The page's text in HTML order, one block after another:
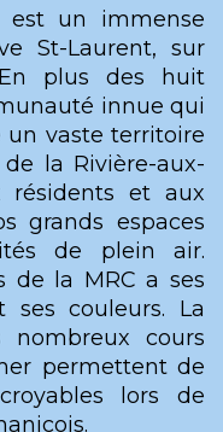
est un immense
St-Laurent, sur
plus des huit
innue qui
un vaste territoire
la Rivière-aux-
résidents et aux
grands espaces
de plein air.
de la MRC a ses
ses couleurs. La
nombreux cours
permettent de
lors de